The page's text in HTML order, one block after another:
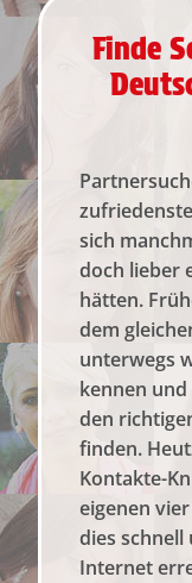
Finde
sich
doch lieber
hätten.
dem
unterwegs
kennen
den
finden.
Kontakte-
eigenen
dies
Internet